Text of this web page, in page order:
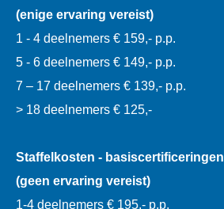
(enige ervaring vereist)
1 - 4 deelnemers € 159,- p.p.
5 - 6 deelnemers € 149,- p.p.
7 – 17 deelnemers € 139,- p.p.
> 18 deelnemers € 125,-
Staffelkosten - basiscertificeringen
(geen ervaring vereist)
1-4 deelnemers € 195,- p.p.